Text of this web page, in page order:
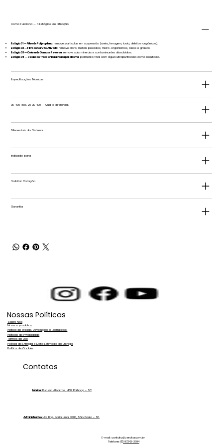
Como Funciona — 4 Estágios de Filtração
Estágio 01 — Filtro de Polipropileno: remove partículas em suspensão (areia, ferrugem, lodo, detritos orgânicos).
Estágio 02 — Filtro de Carvão Ativado: remove cloro, metais pesados, micro-organismos, óleos e graxas.
Estágio 03 — Coluna de Osmose Reversa: remove sais minerais e contaminantes dissolvidos.
Estágio 04 — Resina de Troca Iônica ativada por plasma: polimento final com água ultrapurificada como resultado.
Especificações Técnicas
0K-400 PLUS vs 0K-400 — Qual a diferença?
Diferenciais do Sistema
Indicado para
Solicitar Cotação
Garantia
Nossas Políticas
Nossos produtos
Sobre Nós
Política de Trocas, Devoluções e Reembolso.
Políticas de Privacidade
Política de Entrega e Data Estimada de Entrega
Política de Cookies
Termos de Uso
Contatos
Fábrica:Rua do Albatroz, 430. Palhoça - SC
Administrativo:Av. Brig. Faria Lima, 3400, São Paulo - SP.
E-mail:contato@zeroka.com.br
Telefone: (11) 97243-3694